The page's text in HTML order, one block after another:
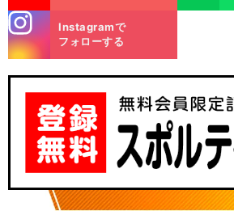
m
Instagramで
フォローする